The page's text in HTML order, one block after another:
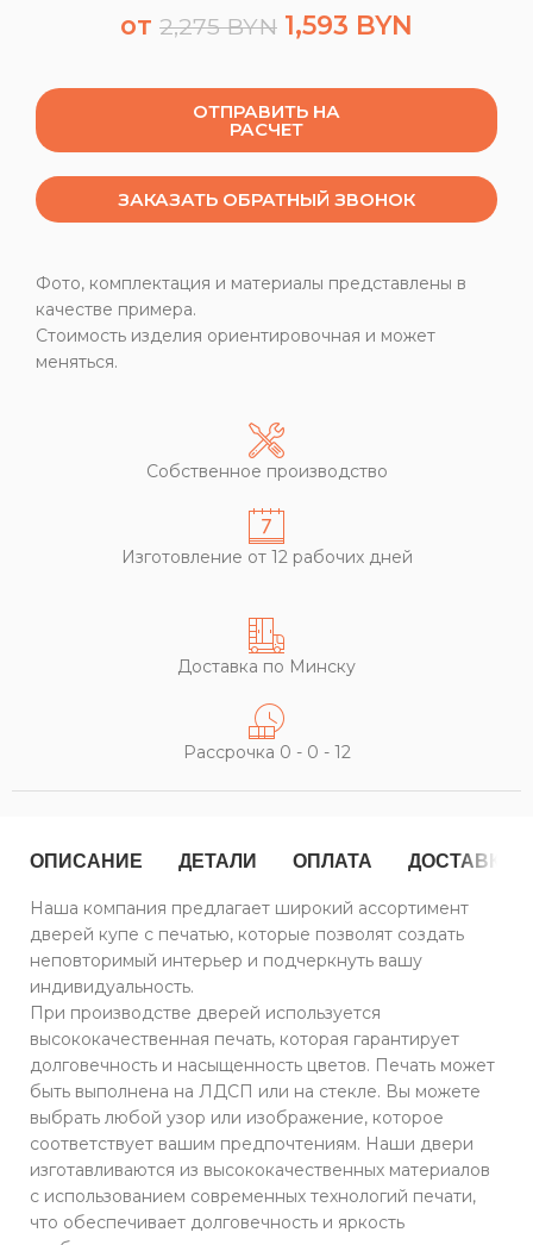
от 2,275BYN 1,593 BYN
ОТПРАВИТЬ НА
РАСЧЕТ
ЗАКАЗАТЬ ОБРАТНЫЙ ЗВОНОК
Фото, комплектация и материалы представлены в
качестве примера.
Стоимость изделия ориентировочная и может
меняться.
Собственное производство
Изготовление от 12 рабочих дней
Доставка по Минску
Рассрочка 0 - 0 - 12
ОПИСАНИЕ ДЕТАЛИ ОПЛАТА ДОСТАВКА
Наша компания предлагает широкий ассортимент
дверей купе с печатью, которые позволят создать
неповторимый интерьер и подчеркнуть вашу
индивидуальность.
При производстве дверей используется
высококачественная печать, которая гарантирует
долговечность и насыщенность цветов. Печать может
быть выполнена на ЛДСП или на стекле. Вы можете
выбрать любой узор или изображение, которое
соответствует вашим предпочтениям. Наши двери
изготавливаются из высококачественных материалов
с использованием современных технологий печати,
что обеспечивает долговечность и яркость